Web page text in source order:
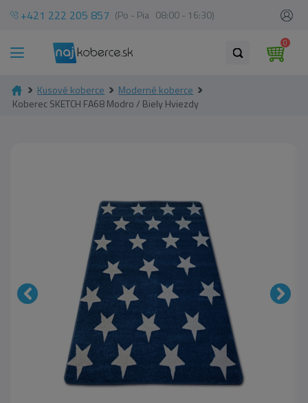
+421 222 205 857 (Po - Pia 08:00 - 16:30)
0
Kusové koberce
Moderné koberce
Koberec SKETCH FA68 Modro / Biely Hviezdy